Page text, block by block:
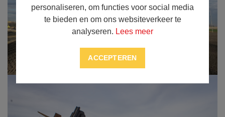
personaliseren, om functies voor social media
te bieden en om ons websiteverkeer te
analyseren. Lees meer
ACCEPTEREN